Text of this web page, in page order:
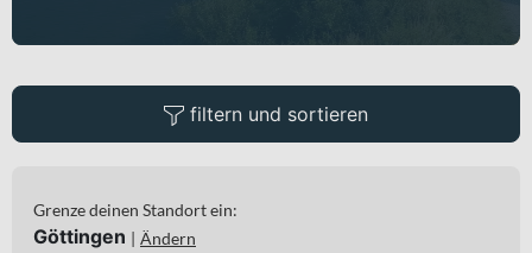
filtern und sortieren
Grenze deinen Standort ein:
Göttingen | Ändern